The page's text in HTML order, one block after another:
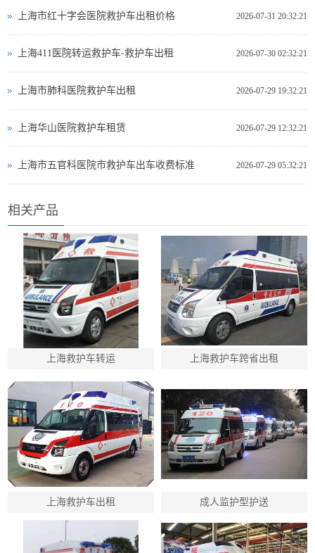
2026-07-31 20:32:21
上海市红十字会医院救护车出租价格
2026-07-30 02:32:21
上海411医院转运救护车-救护车出租
2026-07-29 19:32:21
上海市肺科医院救护车出租
2026-07-29 12:32:21
上海华山医院救护车租赁
2026-07-29 05:32:21
上海市五官科医院市救护车出车收费标准
相关产品
上海救护车转运 上海救护车跨省出租
上海救护车出租 成人监护型护送